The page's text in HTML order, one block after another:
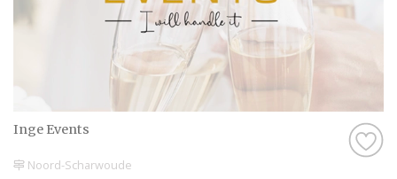
Inge Events
Noord-Scharwoude